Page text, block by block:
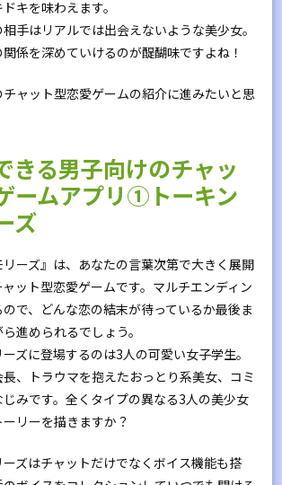
キを味わえます。
手はリアルでは出会えないような美少女。
係を深めていけるのが醍醐味ですよね！
ャット型恋愛ゲームの紹介に進みたいと思
きる男子向けのチャッ
ームアプリ①トーキン
ズ
リーズ』は、あなたの言葉次第で大きく展開
ット型恋愛ゲームです。マルチエンディン
で、どんな恋の結末が待っているか最後ま
進められるでしょう。
ズに登場するのは3人の可愛い女子学生。
、トラウマを抱えたおっとり系美女、コミ
みです。全くタイプの異なる3人の美少女
リーを描きますか？
ーズはチャットだけでなくボイス機能も搭